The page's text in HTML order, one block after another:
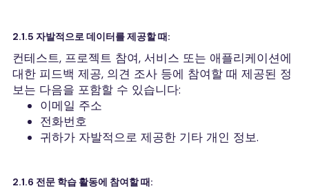
2.1.5 자발적으로 데이터를 제공할 때:
컨테스트, 프로젝트 참여, 서비스 또는 애플리케이션에
대한 피드백 제공, 의견 조사 등에 참여할 때 제공된 정
보는 다음을 포함할 수 있습니다:
이메일 주소
전화번호
귀하가 자발적으로 제공한 기타 개인 정보.
2.1.6 전문 학습 활동에 참여할 때: